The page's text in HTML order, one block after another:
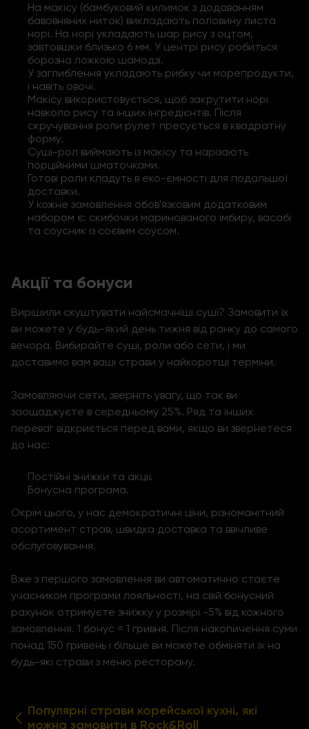
На макісу (бамбуковий килимок з додаванням
бавовняних ниток) викладають половину листа
норі. На норі укладають шар рису з оцтом,
завтовшки близько 6 мм. У центрі рису робиться
борозна ложкою шамодзі.
У заглиблення укладають рибку чи морепродукти,
і навіть овочі.
Макісу використовується, щоб закрутити норі
навколо рису та інших інгредієнтів. Після
скручування роли рулет пресується в квадратну
форму.
Суші-рол виймають із макісу та нарізають
порційними шматочками.
Готові роли кладуть в еко-ємності для подальшої
доставки.
У кожне замовлення обов'язковим додатковим
набором є: скибочки маринованого імбиру, васабі
та соусник із соєвим соусом.
Акції та бонуси
Вирішили скуштувати найсмачніші суші? Замовити їх
ви можете у будь-який день тижня від ранку до самого
вечора. Вибирайте суші, роли або сети, і ми
доставимо вам ваші страви у найкоротші терміни.
Замовляючи сети, зверніть увагу, що так ви
заощаджуєте в середньому 25%. Ряд та інших
переваг відкриється перед вами, якщо ви звернетеся
до нас:
Постійні знижки та акції.
Бонусна програма.
Окрім цього, у нас демократичні ціни, різноманітний
асортимент страв, швидка доставка та ввічливе
обслуговування.
Вже з першого замовлення ви автоматично стаєте
учасником програми лояльності, на свій бонусний
рахунок отримуєте знижку у розмірі -5% від кожного
замовлення. 1 бонус = 1 гривня. Після накопичення суми
понад 150 гривень і більше ви можете обміняти їх на
будь-які страви з меню ресторану.
Популярні страви корейської кухні, які
можна замовити в Rock&Roll